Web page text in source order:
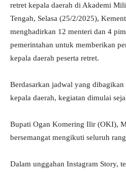
retret kepala daerah di Akademi
Tengah, Selasa (25/2/2025),
menghadirkan 12 menteri dan 4
pemerintahan untuk memberikan
kepala daerah peserta retret.
Berdasarkan jadwal yang
kepala daerah, kegiatan dimulai
Bupati Ogan Komering Ilir (OKI),
bersemangat mengikuti seluruh
Dalam unggahan Instagram Story,